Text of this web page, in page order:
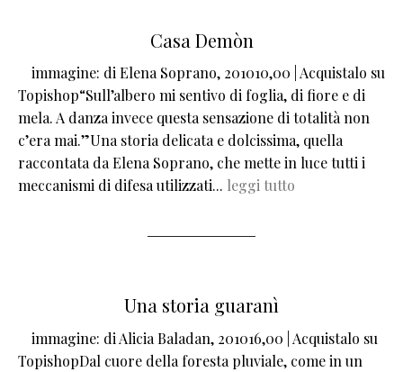
Casa Demòn
immagine: di Elena Soprano, 201010,00 | Acquistalo su
Topishop“Sull’albero mi sentivo di foglia, di fiore e di
mela. A danza invece questa sensazione di totalità non
c’era mai.”Una storia delicata e dolcissima, quella
raccontata da Elena Soprano, che mette in luce tutti i
meccanismi di difesa utilizzati... leggi tutto
Una storia guaranì
immagine: di Alicia Baladan, 201016,00 | Acquistalo su
TopishopDal cuore della foresta pluviale, come in un